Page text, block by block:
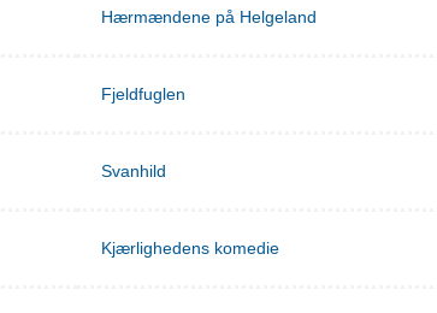
Hærmændene på Helgeland
Fjeldfuglen
Svanhild
Kjærlighedens komedie